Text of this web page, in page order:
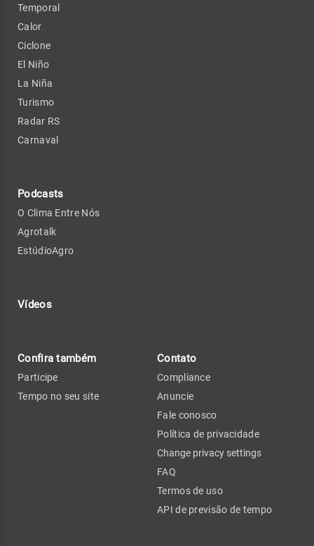
Temporal
Calor
Ciclone
El Niño
La Niña
Turismo
Radar RS
Carnaval
Podcasts
O Clima Entre Nós
Agrotalk
EstúdioAgro
Vídeos
Confira também
Participe
Tempo no seu site
Contato
Compliance
Anuncie
Fale conosco
Política de privacidade
Change privacy settings
FAQ
Termos de uso
API de previsão de tempo